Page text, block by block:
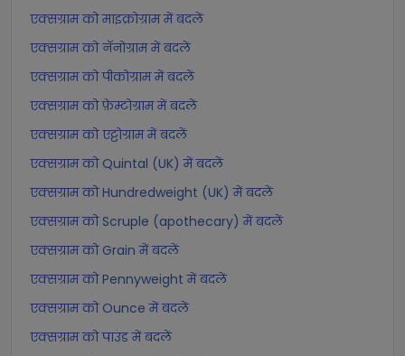
एक्सग्राम को माइक्रोग्राम में बदलें
एक्सग्राम को नॅनोग्राम में बदलें
एक्सग्राम को पीकोग्राम में बदलें
एक्सग्राम को फ़ेम्टोग्राम में बदलें
एक्सग्राम को एट्टोग्राम में बदलें
एक्सग्राम को Quintal (UK) में बदलें
एक्सग्राम को Hundredweight (UK) में बदलें
एक्सग्राम को Scruple (apothecary) में बदलें
एक्सग्राम को Grain में बदलें
एक्सग्राम को Pennyweight में बदलें
एक्सग्राम को Ounce में बदलें
एक्सग्राम को पाउंड में बदलें